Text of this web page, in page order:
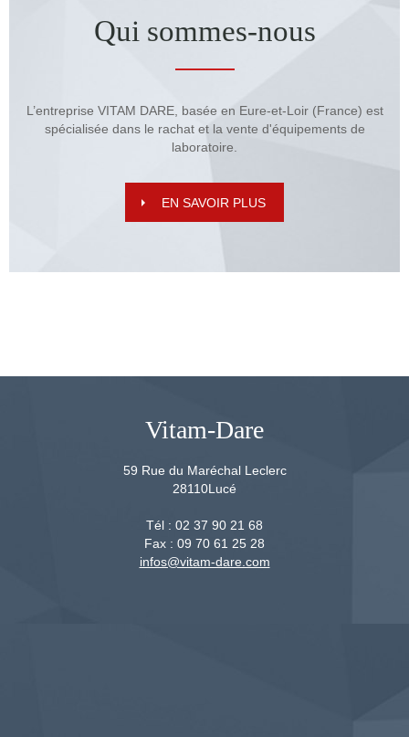
Qui sommes-nous
L’entreprise VITAM DARE, basée en Eure-et-Loir (France) est
spécialisée dans le rachat et la vente d'équipements de
laboratoire.
EN SAVOIR PLUS
Vitam-Dare
59 Rue du Maréchal Leclerc
28110Lucé
Tél : 02 37 90 21 68
Fax : 09 70 61 25 28
infos@vitam-dare.com